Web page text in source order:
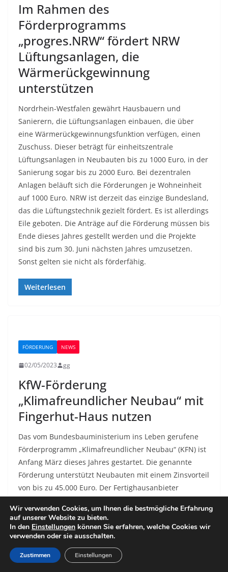
Im Rahmen des
Förderprogramms
„progres.NRW“ fördert NRW
Lüftungsanlagen, die
Wärmerückgewinnung
unterstützen
Nordrhein-Westfalen gewährt Hausbauern und
Sanierern, die Lüftungsanlagen einbauen, die über
eine Wärmerückgewinnungsfunktion verfügen, einen
Zuschuss. Dieser beträgt für einheitszentrale
Lüftungsanlagen in Neubauten bis zu 1000 Euro, in der
Sanierung sogar bis zu 2000 Euro. Bei dezentralen
Anlagen beläuft sich die Förderungen je Wohneinheit
auf 1000 Euro. NRW ist derzeit das einzige Bundesland,
das die Lüftungstechnik gezielt fördert. Es ist allerdings
Eile geboten. Die Anträge auf die Förderung müssen bis
Ende dieses Jahres gestellt werden und die Projekte
sind bis zum 30. Juni nächsten Jahres umzusetzen.
Sonst gelten sie nicht als förderfähig.
Weiterlesen
FÖRDERUNG NEWS
02/05/2023 gg
KfW-Förderung
„Klimafreundlicher Neubau“ mit
Fingerhut-Haus nutzen
Das vom Bundesbauministerium ins Leben gerufene
Förderprogramm „Klimafreundlicher Neubau“ (KFN) ist
Anfang März dieses Jahres gestartet. Die genannte
Förderung unterstützt Neubauten mit einem Zinsvorteil
von bis zu 45.000 Euro. Der Fertighausanbieter
einem Großteil der Hauskonzepte dazu in der Lage
sind, die Voraussetzungen der Förderung zu erfüllen.
Das geht über die zertifizierte, ausgeprägte
Güteüberwachung und die nachhaltige Holzbauweise.
Wir verwenden Cookies, um Ihnen die bestmögliche Erfahrung
auf unserer Website zu bieten.
In den Einstellungen können Sie erfahren, welche Cookies wir
verwenden oder sie ausschalten.
Zustimmen Einstellungen